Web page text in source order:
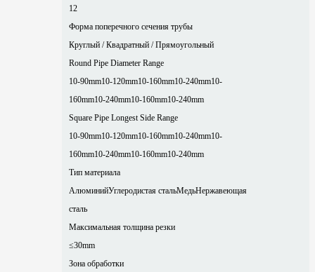
12
Форма поперечного сечения трубы
Круглый / Квадратный / Прямоугольный
Round Pipe Diameter Range
10-90mm10-120mm10-160mm10-240mm10-
160mm10-240mm10-160mm10-240mm
Square Pipe Longest Side Range
10-90mm10-120mm10-160mm10-240mm10-
160mm10-240mm10-160mm10-240mm
Тип материала
АлюминийУглеродистая стальМедьНержавеющая
сталь
Максимальная толщина резки
≤30mm
Зона обработки